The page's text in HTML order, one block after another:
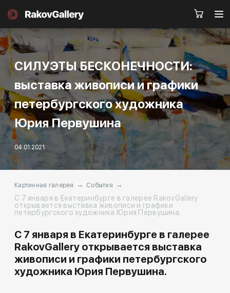
RU EN CN
Каталог Художники
События Контакты
Другие проекты
Rakov
baget
Rakov
special
Заказать звонок
СИЛУЭТЫ БЕСКОНЕЧНОСТИ:
выставка живописи и графики
петербургского художника
Юрия Первушина
04.01.2021
Картинная галерея → События
→
С 7 января в Екатеринбурге в галерее RakovGallery
открывается выставка живописи и графики
петербургского художника Юрия Первушина.
С 7 января в Екатеринбурге в галерее
RakovGallery открывается выставка
живописи и графики петербургского
художника Юрия Первушина.